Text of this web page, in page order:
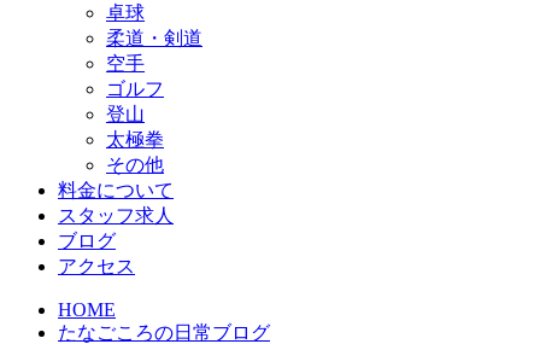
卓球
柔道・剣道
空手
ゴルフ
登山
太極拳
その他
料金について
スタッフ求人
ブログ
アクセス
HOME
たなごころの日常ブログ